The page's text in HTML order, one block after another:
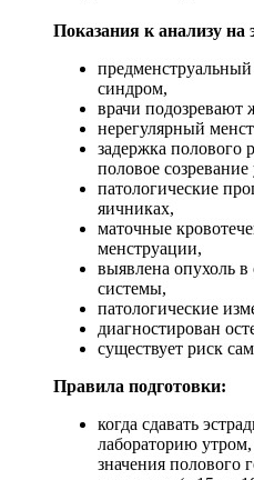
Показания к анализу на
синдром,
врачи подозревают
нерегулярный
задержка полового
половое
патологические
яичниках,
маточные
менструации,
выявлена опухоль
системы,
патологические
диагностирован
существует риск
Правила подготовки:
когда сдавать
лабораторию
значения полового